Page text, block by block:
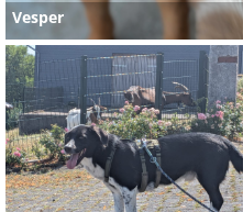
Vesper